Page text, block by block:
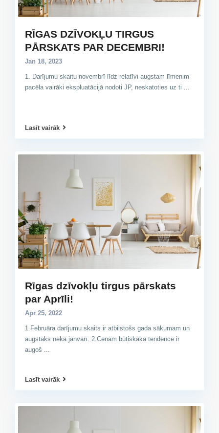
RĪGAS DZĪVOKĻU TIRGUS
PĀRSKATS PAR DECEMBRI!
Jan 18, 2023
1. Darījumu skaitu novembrī līdz relatīvi augstam līmenim
pacēla vairāki ekspluatācijā nodoti JP, neskatoties uz ti
Lasīt vairāk
Rīgas dzīvokļu tirgus pārskats
par Aprīli!
Apr 25, 2022
1.Februāra darījumu skaits ir atbilstošs gada sākumam un
augstāks nekā janvārī. 2.Cenām būtiskākā tendence ir
augoš
Lasīt vairāk